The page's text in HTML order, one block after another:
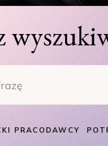
PRACODAWCY